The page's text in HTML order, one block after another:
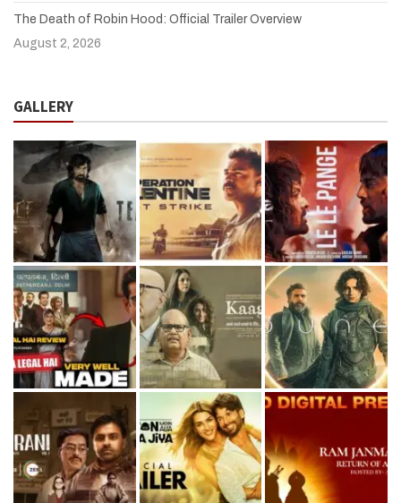
The Death of Robin Hood: Official Trailer Overview
August 2, 2026
GALLERY